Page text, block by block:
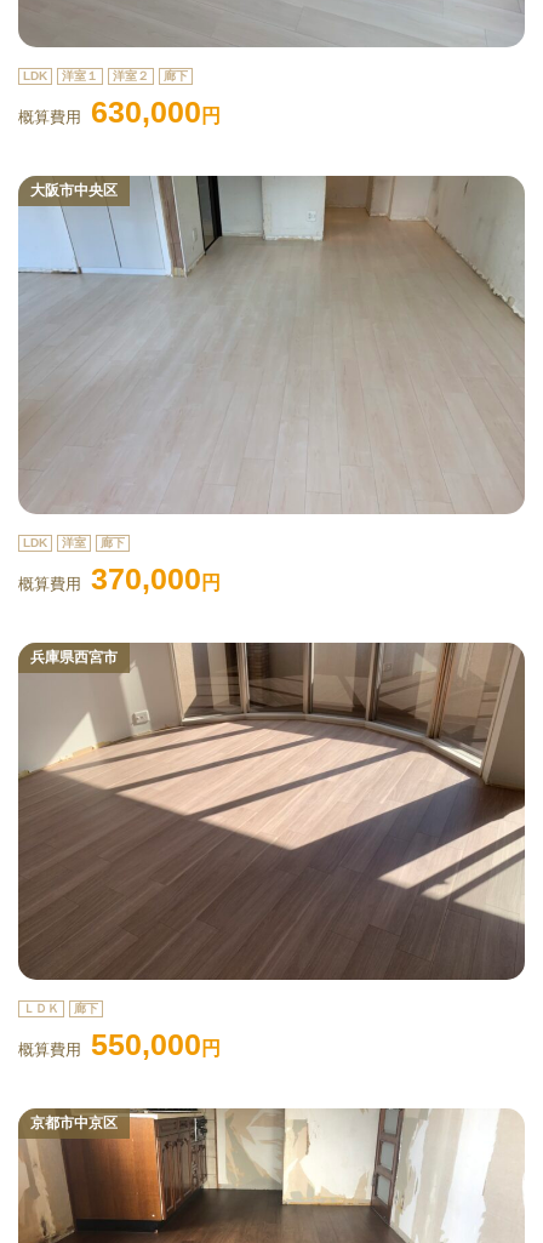
LDK 洋室１ 洋室２ 廊下
概算費用 630,000 円
大阪市中央区
LDK 洋室 廊下
概算費用 370,000 円
兵庫県西宮市
ＬＤＫ 廊下
概算費用 550,000 円
京都市中京区